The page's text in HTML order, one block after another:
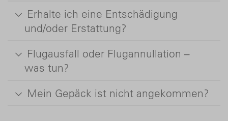
Erhalte ich eine Entschädigung
und/oder Erstattung?
Flugausfall oder Flugannullation –
was tun?
Mein Gepäck ist nicht angekommen?